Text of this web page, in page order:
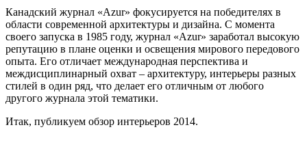
Канадский журнал «Azur» фокусируется на победителях в
области современной архитектуры и дизайна. С момента
своего запуска в 1985 году, журнал «Azur» заработал высокую
репутацию в плане оценки и освещения мирового передового
опыта. Его отличает международная перспектива и
междисциплинарный охват – архитектуру, интерьеры разных
стилей в один ряд, что делает его отличным от любого
другого журнала этой тематики.
Итак, публикуем обзор интерьеров 2014.